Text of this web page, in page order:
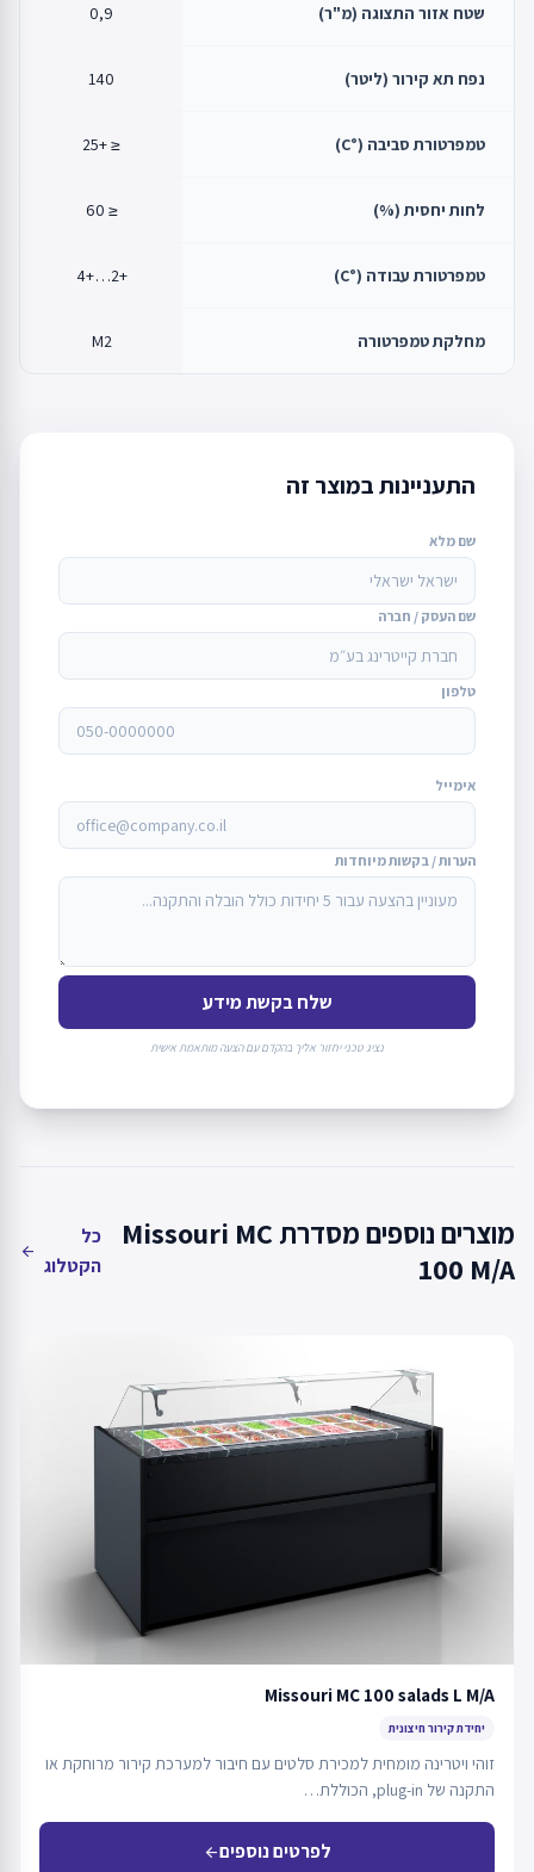
שטח אזור התצוגה (מ"ר) 0,9
נפח תא קירור (ליטר) 140
טמפרטורת סביבה (°C) ≤ +25
לחות יחסית (%) ≤ 60
טמפרטורת עבודה (°C) +2…+4
מחלקת טמפרטורה M2
התעניינות במוצר זה
שם מלא
שם העסק / חברה
טלפון
אימייל
הערות / בקשות מיוחדות
שלח בקשת מידע
נציג טכני יחזור אליך בהקדם עם הצעה מותאמת אישית
מוצרים נוספים מסדרת Missouri MC
100 M/A
כל
הקטלוג
arrow_back
Missouri MC 100 salads L M/A
יחידת קירור חיצונית
זוהי ויטרינה מומחית למכירת סלטים עם חיבור למערכת קירור מרוחקת או
התקנה של plug-in, הכוללת…
לפרטים נוספיםarrow_back